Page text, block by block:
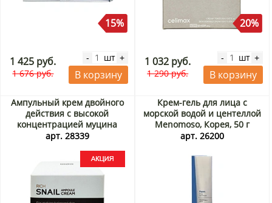
15%
1 425 руб.
1 676 руб.
- шт +
В корзину
20%
1 032 руб.
1 290 руб.
- шт +
В корзину
Ампульный крем двойного
действия с высокой
концентрацией муцина
улитки (Rich Snail Ampoule
арт. 28339
Крем-гель для лица с
морской водой и центеллой
Menomoso, Корея, 50 г
арт. 26200